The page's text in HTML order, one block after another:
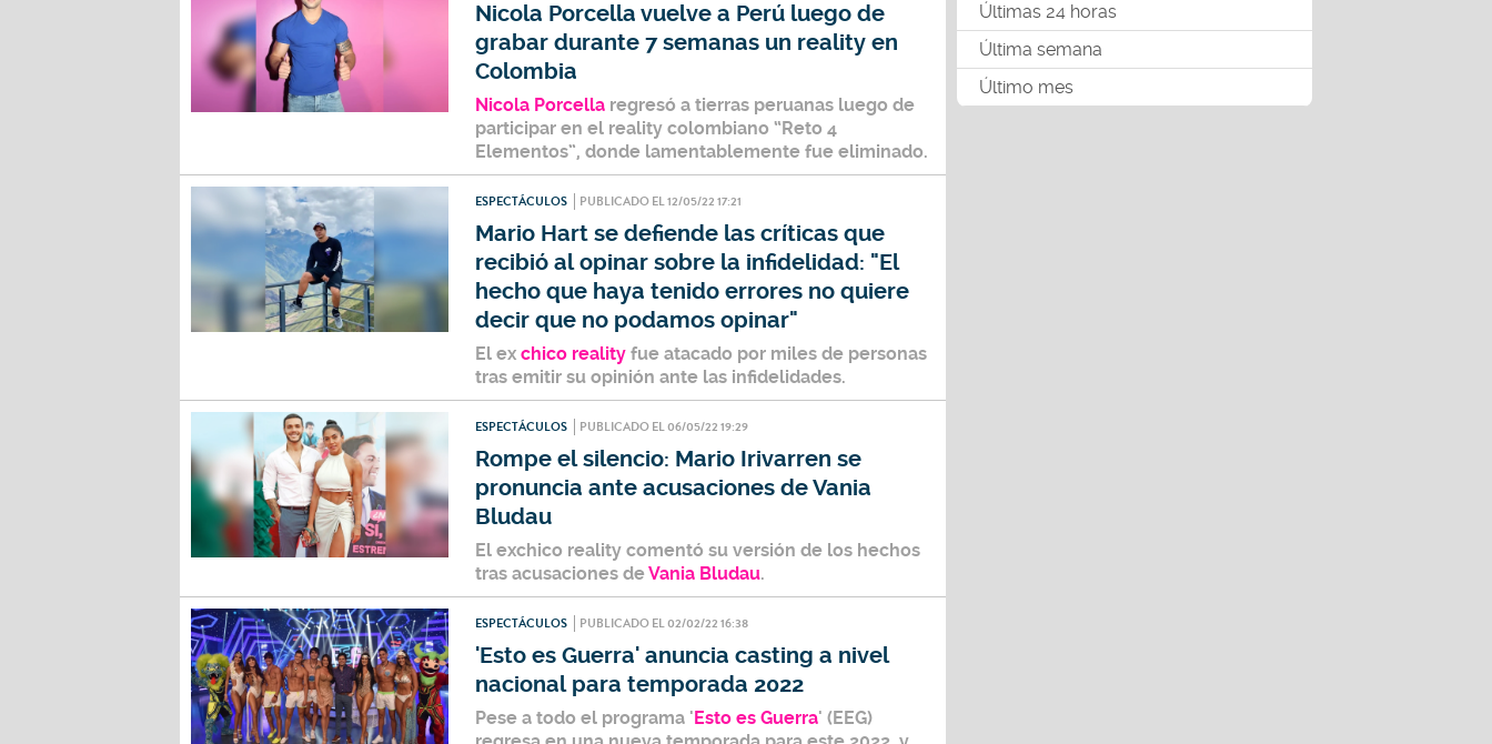
Nicola Porcella vuelve a Perú luego de
grabar durante 7 semanas un reality en
Colombia
Nicola Porcella regresó a tierras peruanas luego de
participar en el reality colombiano “Reto 4
Elementos”, donde lamentablemente fue eliminado.
ESPECTÁCULOS PUBLICADO EL 12/05/22 17:21
Mario Hart se defiende las críticas que
recibió al opinar sobre la infidelidad: "El
hecho que haya tenido errores no quiere
decir que no podamos opinar"
El ex chico reality fue atacado por miles de personas
tras emitir su opinión ante las infidelidades.
ESPECTÁCULOS PUBLICADO EL 06/05/22 19:29
Rompe el silencio: Mario Irivarren se
pronuncia ante acusaciones de Vania
Bludau
El exchico reality comentó su versión de los hechos
tras acusaciones de Vania Bludau.
ESPECTÁCULOS PUBLICADO EL 02/02/22 16:38
'Esto es Guerra' anuncia casting a nivel
nacional para temporada 2022
Pese a todo el programa 'Esto es Guerra' (EEG)
Últimas 24 horas
Última semana
Último mes